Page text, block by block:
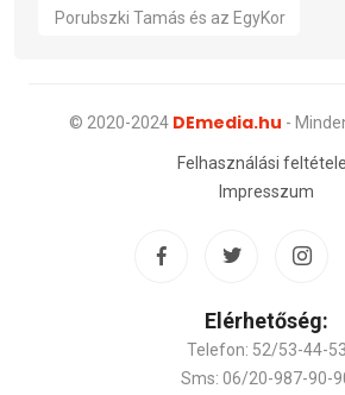
Porubszki Tamás és az EgyKor
© 2020-2024 DEmedia.hu -
Felhasználási
Impresszum
Elérhetőség:
Telefon: 52/53-44-53
Sms: 06/20-987-90-